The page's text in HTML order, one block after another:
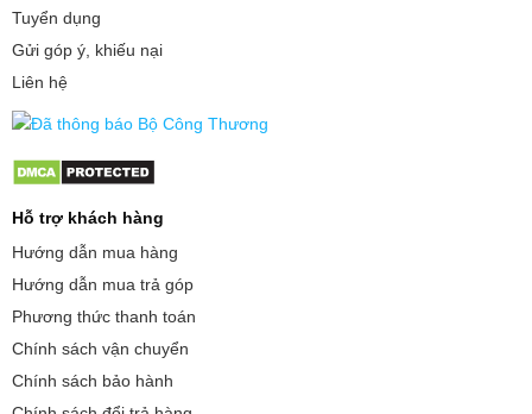
Tuyển dụng
Gửi góp ý, khiếu nại
Liên hệ
Hỗ trợ khách hàng
Hướng dẫn mua hàng
Hướng dẫn mua trả góp
Phương thức thanh toán
Chính sách vận chuyển
Chính sách bảo hành